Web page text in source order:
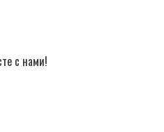
с нами!